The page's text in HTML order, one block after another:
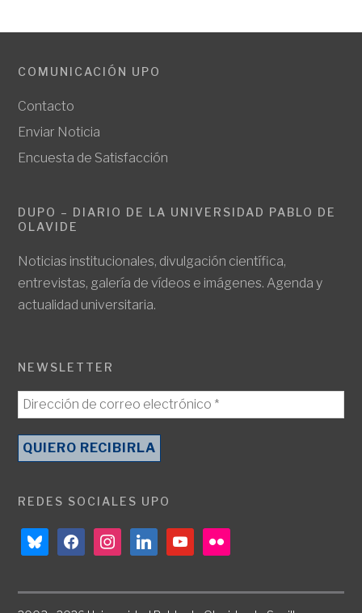
COMUNICACIÓN UPO
Contacto
Enviar Noticia
Encuesta de Satisfacción
DUPO – DIARIO DE LA UNIVERSIDAD PABLO DE
OLAVIDE
Noticias institucionales, divulgación científica,
entrevistas, galería de vídeos e imágenes. Agenda y
actualidad universitaria.
NEWSLETTER
REDES SOCIALES UPO
blueskyfacebookinstagramlinkedinyoutubeflickr